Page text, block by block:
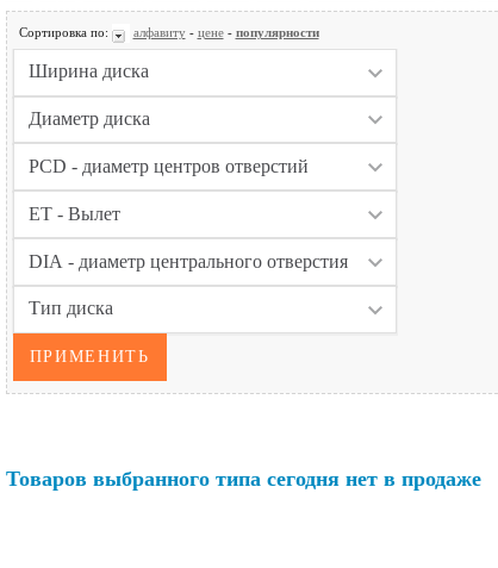
Сортировка по: алфавиту- цене- популярности
Товаров выбранного типа сегодня нет в продаже